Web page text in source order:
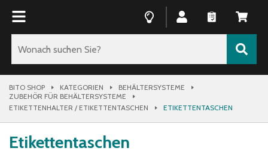
BITO SHOP KATEGORIEN
BEHÄLTERSYSTEME
ZUBEHÖR FÜR BEHÄLTERSYSTEME
ETIKETTENHALTER / ETIKETTENTASCHEN
ETIKETTENTASCHEN
Etikettentaschen